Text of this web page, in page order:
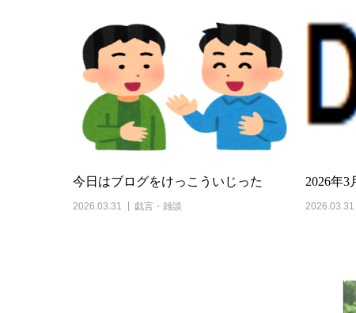
今日はブログをけっこういじった
2026.03.31 戯言・雑談
2026年3
2026.03.31